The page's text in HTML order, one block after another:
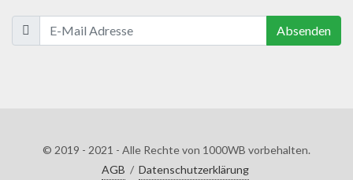
Absenden
© 2019 - 2021 - Alle Rechte von 1000WB vorbehalten.
AGB / Datenschutzerklärung